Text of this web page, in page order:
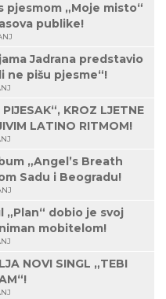
pjesmom „Moje misto“
publike!
Jadrana predstavio
ne pišu pjesme“!
KROZ LJETNE
LATINO RITMOM!
„Angel’s Breath
Sadu i Beogradu!
„Plan“ dobio je svoj
mobitelom!
NOVI SINGL „TEBI